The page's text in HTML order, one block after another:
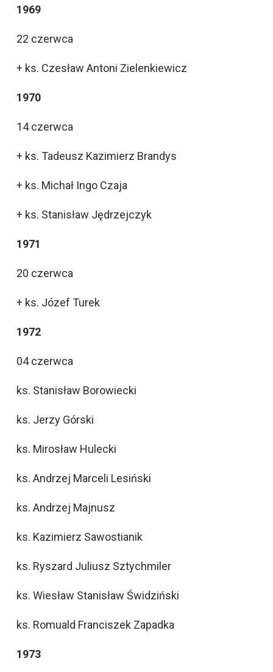
1969
22 czerwca
+ ks. Czesław Antoni Zielenkiewicz
1970
14 czerwca
+ ks. Tadeusz Kazimierz Brandys
+ ks. Michał Ingo Czaja
+ ks. Stanisław Jędrzejczyk
1971
20 czerwca
+ ks. Józef Turek
1972
04 czerwca
ks. Stanisław Borowiecki
ks. Jerzy Górski
ks. Mirosław Hulecki
ks. Andrzej Marceli Lesiński
ks. Andrzej Majnusz
ks. Kazimierz Sawostianik
ks. Ryszard Juliusz Sztychmiler
ks. Wiesław Stanisław Świdziński
ks. Romuald Franciszek Zapadka
1973